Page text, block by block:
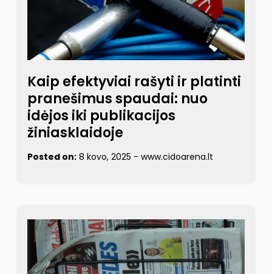
Kaip efektyviai rašyti ir platinti
pranešimus spaudai: nuo
idėjos iki publikacijos
žiniasklaidoje
Posted on: 8 kovo, 2025 - www.cidoarena.lt